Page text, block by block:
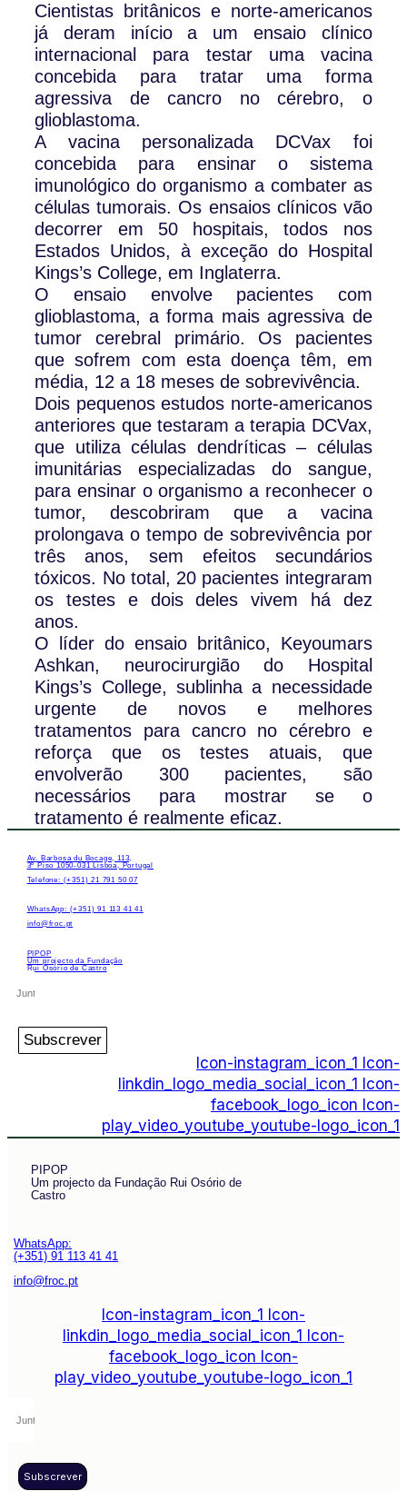
Cientistas britânicos e norte-americanos
já deram início a um ensaio clínico
internacional para testar uma vacina
concebida para tratar uma forma
agressiva de cancro no cérebro, o
glioblastoma.
A vacina personalizada DCVax foi
concebida para ensinar o sistema
imunológico do organismo a combater as
células tumorais. Os ensaios clínicos vão
decorrer em 50 hospitais, todos nos
Estados Unidos, à exceção do Hospital
Kings’s College, em Inglaterra.
O ensaio envolve pacientes com
glioblastoma, a forma mais agressiva de
tumor cerebral primário. Os pacientes
que sofrem com esta doença têm, em
média, 12 a 18 meses de sobrevivência.
Dois pequenos estudos norte-americanos
anteriores que testaram a terapia DCVax,
que utiliza células dendríticas – células
imunitárias especializadas do sangue,
para ensinar o organismo a reconhecer o
tumor, descobriram que a vacina
prolongava o tempo de sobrevivência por
três anos, sem efeitos secundários
tóxicos. No total, 20 pacientes integraram
os testes e dois deles vivem há dez
anos.
O líder do ensaio britânico, Keyoumars
Ashkan, neurocirurgião do Hospital
Kings’s College, sublinha a necessidade
urgente de novos e melhores
tratamentos para cancro no cérebro e
reforça que os testes atuais, que
envolverão 300 pacientes, são
necessários para mostrar se o
tratamento é realmente eficaz.
Av. Barbosa du Bocage, 113,
3º Piso 1050-031 Lisboa, Portugal
Telefone: (+351) 21 791 50 07
WhatsApp: (+351) 91 113 41 41
info@froc.pt
PIPOP
Um projecto da Fundação
Rui Osório de Castro
Subscrever
Icon-instagram_icon_1
Icon-
linkdin_logo_media_social_icon_1
Icon-
facebook_logo_icon Icon-
play_video_youtube_youtube-logo_icon_1
PIPOP
Um projecto da Fundação Rui Osório de
Castro
WhatsApp:
(+351) 91 113 41 41
info@froc.pt
Icon-instagram_icon_1
Icon-
linkdin_logo_media_social_icon_1
Icon-
facebook_logo_icon Icon-
play_video_youtube_youtube-logo_icon_1
Subscrever